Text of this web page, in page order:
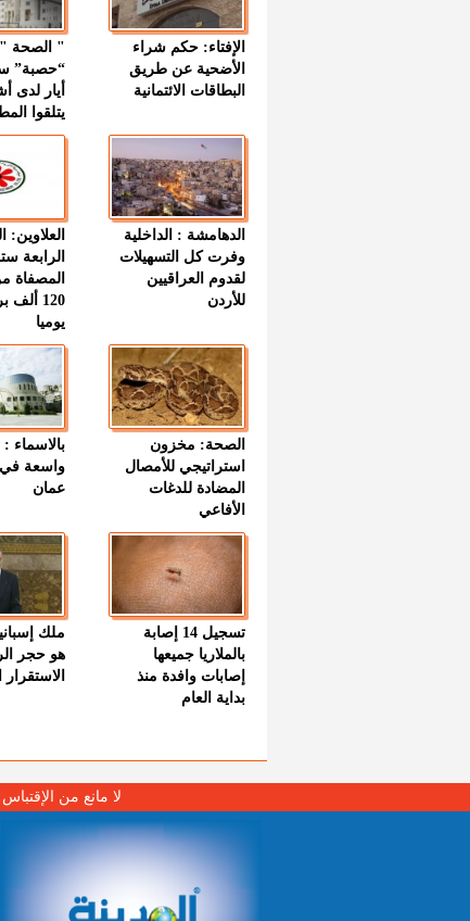
الإفتاء: حكم شراء
الأضحية عن طريق
البطاقات الائتمانية
“حصبة”
أيار لدى
يتلقوا
الدهامشة : الداخلية
وفرت كل التسهيلات
لقدوم العراقيين
للأردن
العلاوين:
الرابعة
المصفاة
120
يوميا
الصحة: مخزون
استراتيجي للأمصال
المضادة للدغات
الأفاعي
بالاسماء :
واسعة في
عمان
تسجيل 14 إصابة
بالملاريا جميعها
إصابات وافدة منذ
بداية العام
ملك
هو حجر
الاستقرار
لا مانع من